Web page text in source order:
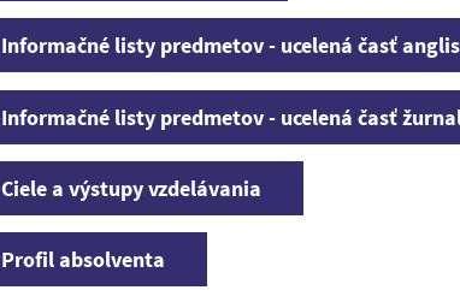
Informačné listy predmetov - ucelená časť
Informačné listy predmetov - ucelená časť
Ciele a výstupy vzdelávania
Profil absolventa